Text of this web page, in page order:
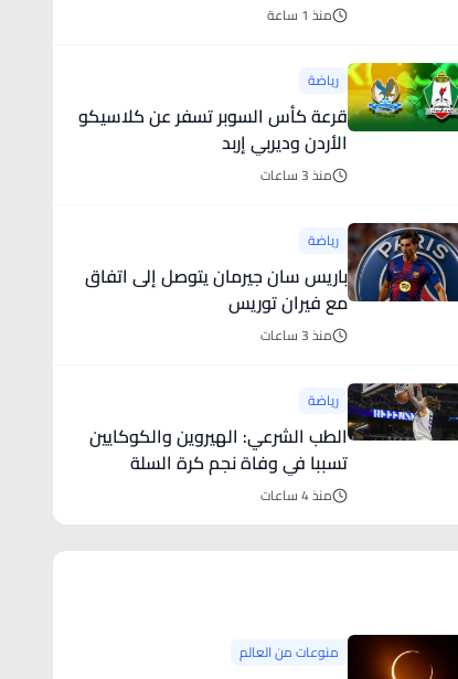
منذ 1 ساعة
رياضة
قرعة كأس السوبر تسفر عن كلاسيكو
الأردن وديربي إربد
منذ 3 ساعات
رياضة
باريس سان جيرمان يتوصل إلى اتفاق
مع فيران توريس
منذ 3 ساعات
رياضة
الطب الشرعي: الهيروين والكوكايين
تسببا في وفاة نجم كرة السلة
منذ 4 ساعات
منوعات من العالم